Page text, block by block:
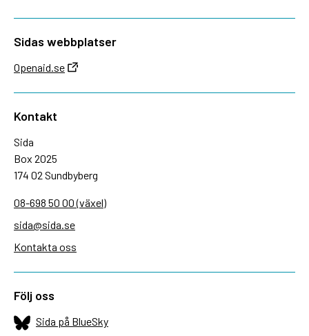
Sidas webbplatser
Openaid.se
Kontakt
Sida
Box 2025
174 02 Sundbyberg
08-698 50 00 (växel)
sida@sida.se
Kontakta oss
Följ oss
Sida på BlueSky